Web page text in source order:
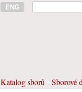
ENG
Katalog sborů Sborové